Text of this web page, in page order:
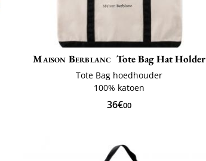
Maison Berblanc Tote Bag Hat Holder
Tote Bag hoedhouder
100% katoen
36€00